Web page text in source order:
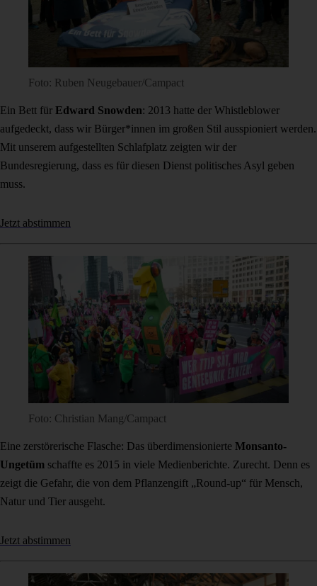
Foto: Ruben Neugebauer/Campact
Ein Bett für Edward Snowden: 2013 hatte der Whistleblower
aufgedeckt, dass wir Bürger*innen im großen Stil ausspioniert werden.
Mit unserem aufgestellten Schlafplatz zeigten wir der
Bundesregierung, dass es für diesen Dienst politisches Asyl geben
muss.
Jetzt abstimmen
Foto: Christian Mang/Campact
Eine zerstörerische Flasche: Das überdimensionierte Monsanto-
Ungetüm schaffte es 2015 in viele Medienberichte. Zurecht. Denn es
zeigt die Gefahr, die von dem Pflanzengift „Round-up“ für Mensch,
Natur und Tier ausgeht.
Jetzt abstimmen